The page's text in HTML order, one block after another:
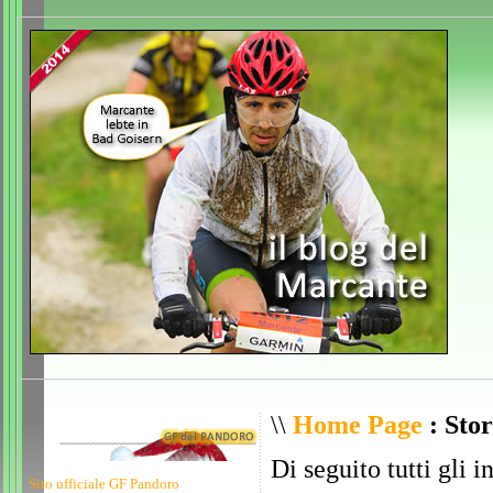
Sito ufficiale GF Pandoro
\\ Home Page :
Di seguito tutti gli